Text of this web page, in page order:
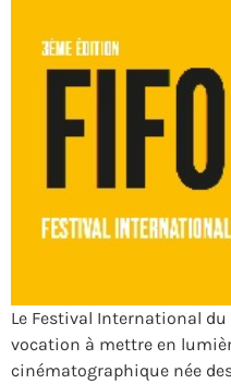
Le Festival International du
vocation à mettre en
cinématographique née